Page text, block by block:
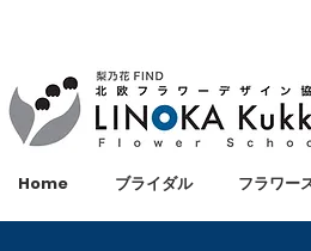
Home ブライダル フラワー